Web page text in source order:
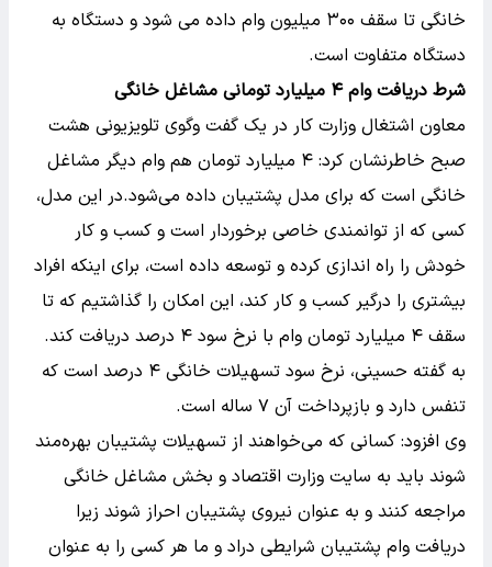
خانگی تا سقف ۳۰۰ میلیون وام داده می شود و دستگاه به
دستگاه متفاوت است.
شرط دریافت وام ۴ میلیارد تومانی مشاغل خانگی
معاون اشتغال وزارت کار در یک گفت وگوی تلویزیونی هشت
صبح خاطرنشان کرد: ۴ میلیارد تومان هم وام دیگر مشاغل
خانگی است که برای مدل پشتیبان داده می‌شود.در این مدل،
کسی که از توانمندی خاصی برخوردار است و کسب و کار
خودش را راه اندازی کرده و توسعه داده است، برای اینکه افراد
بیشتری را درگیر کسب و کار کند، این امکان را گذاشتیم که تا
سقف ۴ میلیارد تومان وام با نرخ سود ۴ درصد دریافت کند.
به گفته حسینی، نرخ سود تسهیلات خانگی ۴ درصد است که
تنفس دارد و بازپرداخت آن ۷ ساله است.
وی افزود: کسانی که می‌خواهند از تسهیلات پشتیبان بهره‌مند
شوند باید به سایت وزارت اقتصاد و بخش مشاغل خانگی
مراجعه کنند و به عنوان نیروی پشتیبان احراز شوند زیرا
دریافت وام پشتیبان شرایطی دراد و ما هر کسی را به عنوان